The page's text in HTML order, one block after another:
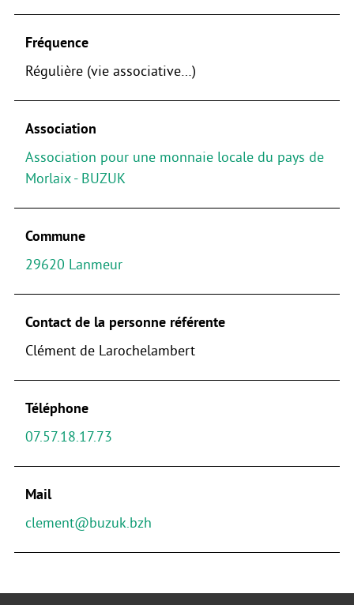
Fréquence
Régulière (vie associative…)
Association
Association pour une monnaie locale du pays de
Morlaix - BUZUK
Commune
29620 Lanmeur
Contact de la personne référente
Clément de Larochelambert
Téléphone
07.57.18.17.73
Mail
clement@buzuk.bzh